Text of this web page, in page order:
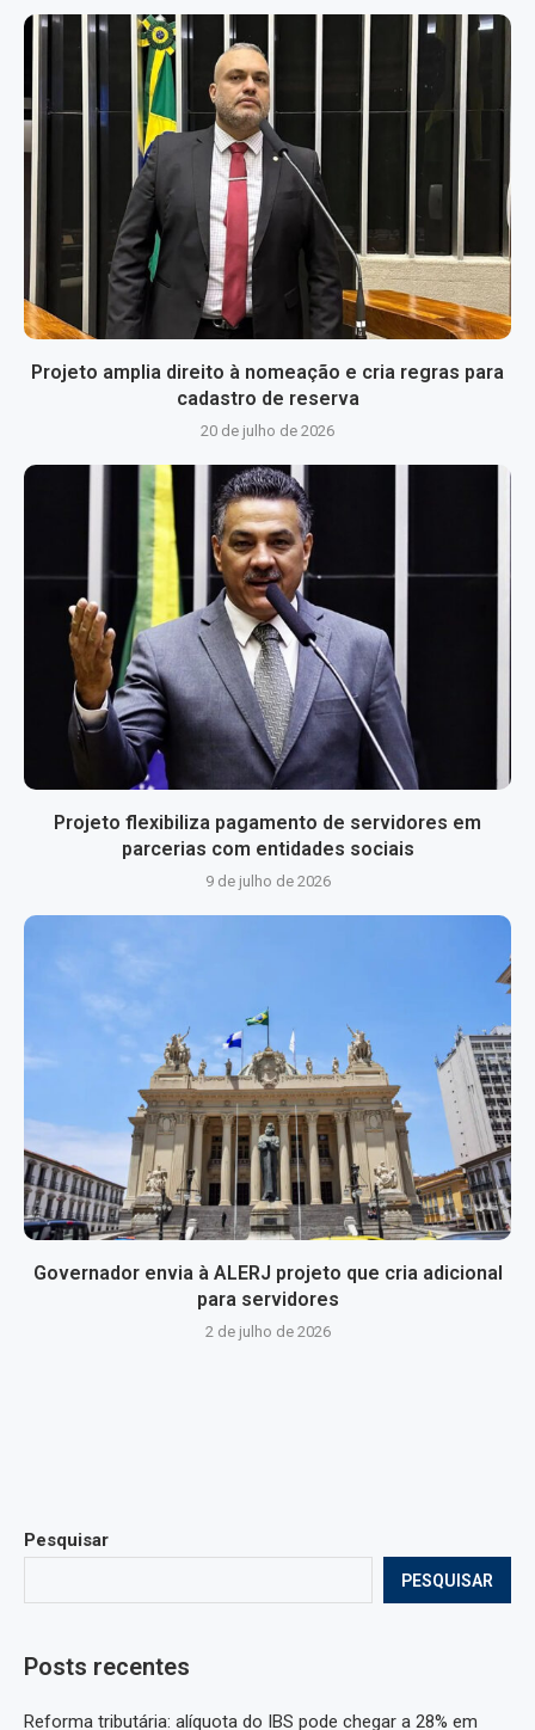
Projeto amplia direito à nomeação e cria regras para
cadastro de reserva
20 de julho de 2026
Projeto flexibiliza pagamento de servidores em
parcerias com entidades sociais
9 de julho de 2026
Governador envia à ALERJ projeto que cria adicional
para servidores
2 de julho de 2026
Pesquisar
PESQUISAR
Posts recentes
Reforma tributária: alíquota do IBS pode chegar a 28% em